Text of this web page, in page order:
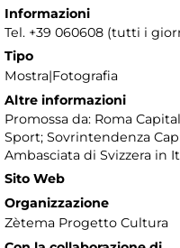
Informazioni
Tel. +39 060608 (tutti i
Tipo
Mostra|Fotografia
Altre informazioni
Promossa da: Roma
Sport; Sovrintendenza
Ambasciata di Svizzera in
Sito Web
Organizzazione
Zètema Progetto Cultura